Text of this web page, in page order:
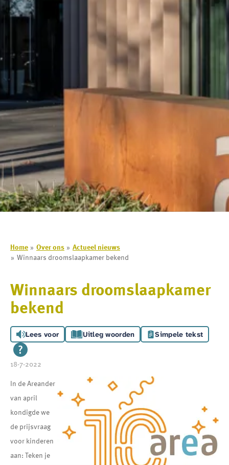
Home Over ons
Actueel nieuws
Winnaars droomslaapkamer bekend
Winnaars droomslaapkamer
bekend
Lees voor Uitleg woorden Simpele tekst
18-7-2022
In de Areander
van april
kondigde we
de prijsvraag
voor kinderen
aan: Teken je